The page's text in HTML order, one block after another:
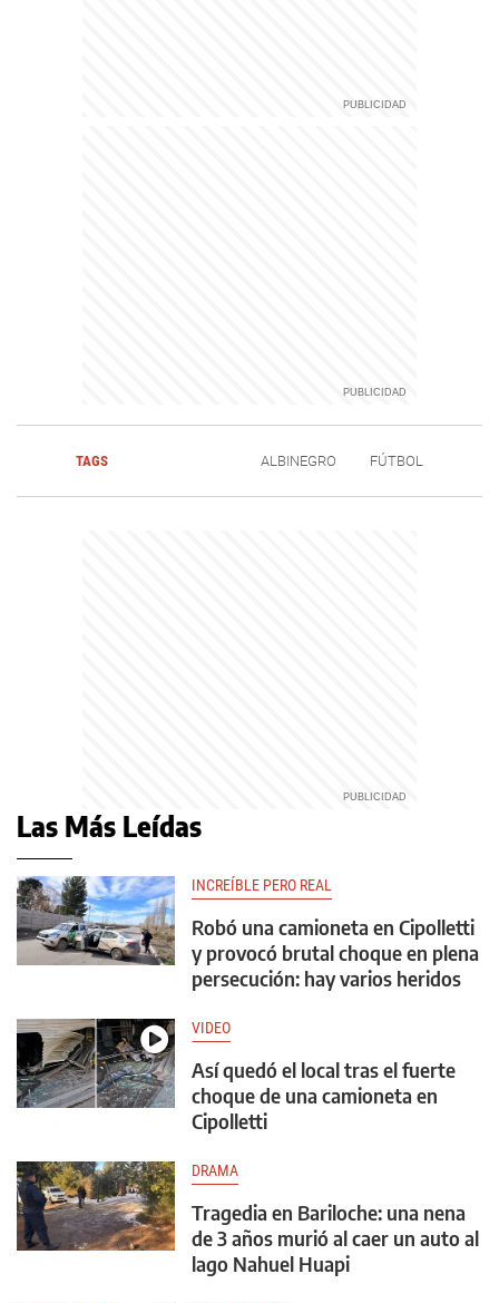
TAGS ALBINEGRO FÚTBOL
Las Más Leídas
INCREÍBLE PERO REAL
Robó una camioneta en Cipolletti
y provocó brutal choque en plena
persecución: hay varios heridos
VIDEO
Así quedó el local tras el fuerte
choque de una camioneta en
Cipolletti
DRAMA
Tragedia en Bariloche: una nena
de 3 años murió al caer un auto al
lago Nahuel Huapi